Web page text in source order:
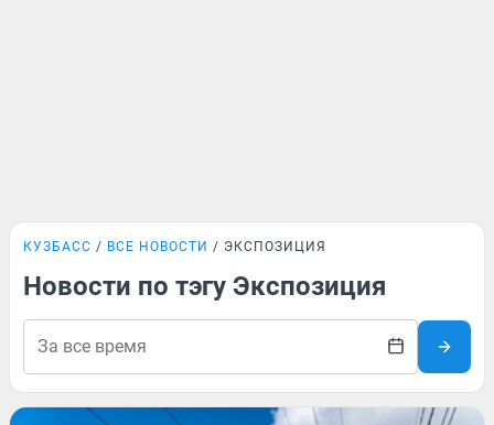
КУЗБАСС ВСЕ НОВОСТИ ЭКСПОЗИЦИЯ
Новости по тэгу Экспозиция